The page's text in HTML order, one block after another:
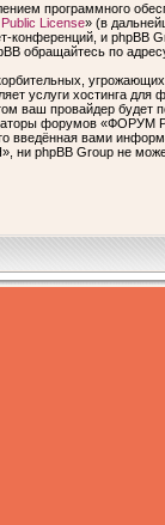
программного
License» (в
конференций, и phpBB
обращайтесь по
услуги хостинга
ваш провайдер будет
форумов «ФОРУМ
введённая вами
Group не может